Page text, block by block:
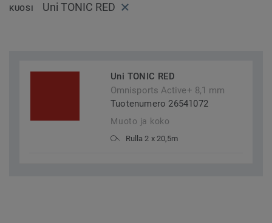
KUOSI Uni TONIC RED
Uni TONIC RED
Omnisports Active+ 8,1 mm
Tuotenumero 26541072
Muoto ja koko
Rulla 2 x 20,5m